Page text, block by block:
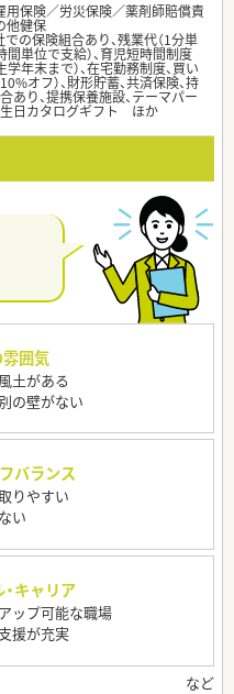
用保険／労災保険／薬剤師賠償責
他健保
の保険組合あり、残業代（1分単
間単位で支給）、育児短時間制度
学年末まで）、在宅勤務制度、買い
オフ）、財形貯蓄、共済保険、持
あり、提携保養施設、テーマパー
生日カタログギフト ほか
囲気
土がある
の壁がない
バランス
りやすい
い
キャリア
ップ可能な職場
援が充実